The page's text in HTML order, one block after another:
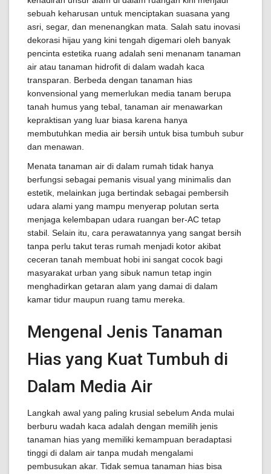
sebuah keharusan untuk menciptakan suasana yang
asri, segar, dan menenangkan mata. Salah satu inovasi
dekorasi hijau yang kini tengah digemari oleh banyak
pencinta estetika ruang adalah seni menanam tanaman
air atau tanaman hidrofit di dalam wadah kaca
transparan. Berbeda dengan tanaman hias
konvensional yang memerlukan media tanam berupa
tanah humus yang tebal, tanaman air menawarkan
kepraktisan yang luar biasa karena hanya
membutuhkan media air bersih untuk bisa tumbuh subur
dan menawan.
Menata tanaman air di dalam rumah tidak hanya
berfungsi sebagai pemanis visual yang minimalis dan
estetik, melainkan juga bertindak sebagai pembersih
udara alami yang mampu menyerap polutan serta
menjaga kelembapan udara ruangan ber-AC tetap
stabil. Selain itu, cara perawatannya yang sangat bersih
tanpa perlu takut teras rumah menjadi kotor akibat
ceceran tanah membuat hobi ini sangat cocok bagi
masyarakat urban yang sibuk namun tetap ingin
menghadirkan getaran alam yang damai di dalam
kamar tidur maupun ruang tamu mereka.
Mengenal Jenis Tanaman
Hias yang Kuat Tumbuh di
Dalam Media Air
Langkah awal yang paling krusial sebelum Anda mulai
berburu wadah kaca adalah dengan memilih jenis
tanaman hias yang memiliki kemampuan beradaptasi
tinggi di dalam air tanpa mudah mengalami
pembusukan akar. Tidak semua tanaman hias bisa